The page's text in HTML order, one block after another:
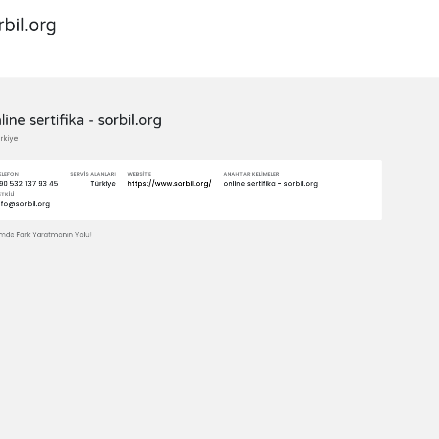
sertifika - sorbil.org
532 137 93 45
SERVIS ALANLARI
Türkiye
WEBSITE
https://www.sorbil.org/
ANAHTAR KELIMELER
online sertifika - sorbil.org
Fark Yaratmanın Yolu!